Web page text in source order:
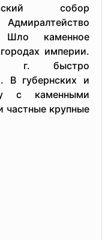
собор
каменное
империи.
г. быстро
В губернских и
с каменными
частные крупные